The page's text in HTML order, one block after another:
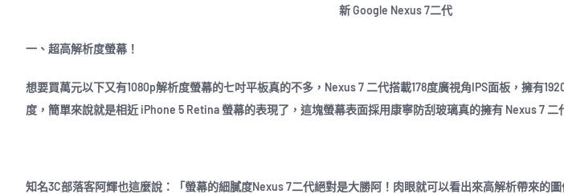
新 Google Nexus 7二代
一、超高解析度螢幕！
想要買萬元以下又有1080p解析度螢幕的七吋平板真的不多，Nexus 7 二代搭載178度廣視角IPS面板，擁有
度，簡單來說就是相近 iPhone 5 Retina 螢幕的表現了，這塊螢幕表面採用康寧防刮玻璃真的擁有 Nexus 7 二
知名3C部落客阿輝也這麼說：「螢幕的細膩度Nexus 7二代絕對是大勝阿！肉眼就可以看出來高解析帶來的圖